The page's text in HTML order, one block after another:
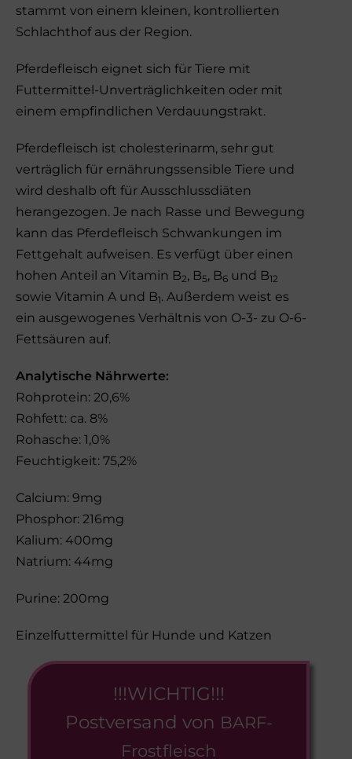
!!!WICHTIG!!!
Postversand von BARF-
Frostfleisch
stammt von einem kleinen, kontrollierten
Schlachthof aus der Region.
Pferdefleisch eignet sich für Tiere mit
Futtermittel-Unverträglichkeiten oder mit
einem empfindlichen Verdauungstrakt.
Pferdefleisch ist cholesterinarm, sehr gut
verträglich für ernährungssensible Tiere und
wird deshalb oft für Ausschlussdiäten
herangezogen. Je nach Rasse und Bewegung
kann das Pferdefleisch Schwankungen im
Fettgehalt aufweisen. Es verfügt über einen
hohen Anteil an Vitamin B2, B5, B6 und B12
sowie Vitamin A und B1. Außerdem weist es
ein ausgewogenes Verhältnis von O-3- zu O-6-
Fettsäuren auf.
Analytische Nährwerte:
Rohprotein: 20,6%
Rohfett: ca. 8%
Rohasche: 1,0%
Feuchtigkeit: 75,2%
Calcium: 9mg
Phosphor: 216mg
Kalium: 400mg
Natrium: 44mg
Purine: 200mg
Einzelfuttermittel für Hunde und Katzen